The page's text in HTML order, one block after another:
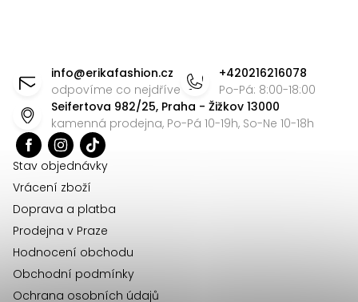
y
v
info@erikafashion.cz
odpovíme co nejdříve
+420216216078
Po-Pá: 8:00-18:00
Seifertova 982/25, Praha - Žižkov 13000
kamenná prodejna, Po-Pá 10-19h, So-Ne 10-18h
Stav objednávky
Vrácení zboží
Doprava a platba
Prodejna v Praze
Hodnocení obchodu
Obchodní podmínky
Ochrana osobních údajů